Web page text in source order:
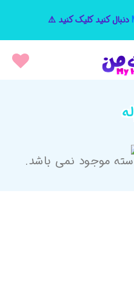
دنبال کنید کلیک کنید ⚠️
موجود نمی باشد.